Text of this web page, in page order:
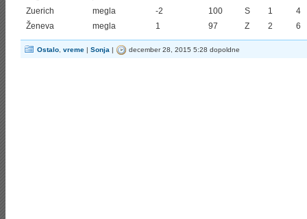
Zuerich
megla -2 100 S 1
4
Ženeva
megla 1 97 Z 2 6
Ostalo vreme | Sonja | december 28, 2015 5:28 dopoldne